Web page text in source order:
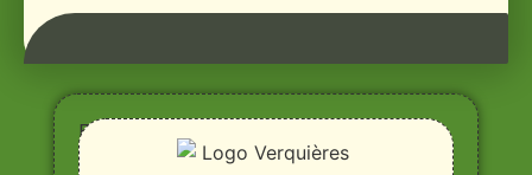
Entre
Rhône,